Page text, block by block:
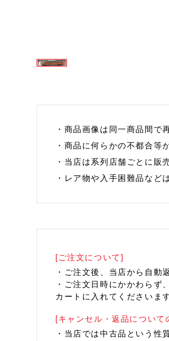
・商品画像は同一商品間で
・商品に何らかの不都合等
・当店は系列店舗ごとに販
・レア物や入手困難品など
[ご注文について]
・ご注文後、当店から自動
・ご注文日時にかかわら
カートに入れてくださいま
[キャンセル・返品について
・当店では中古品という性